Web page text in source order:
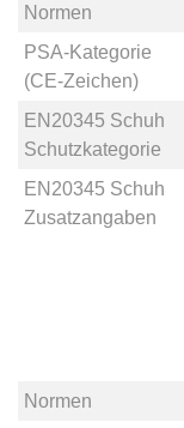
Normen
PSA-Kategorie
(CE-Zeichen)
EN20345 Schuh
Schutzkategorie
EN20345 Schuh
Zusatzangaben
Normen